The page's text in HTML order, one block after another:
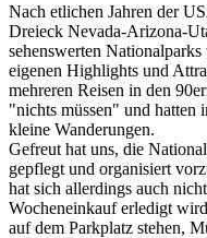
Nach etlichen Jahren der
Dreieck Nevada-Arizona-
sehenswerten
eigenen Highlights und
mehreren Reisen in den
"nichts müssen" und hatten
kleine Wanderungen.
Gefreut hat uns, die
gepflegt und organisiert
hat sich allerdings auch
Wocheneinkauf erledigt
auf dem Parkplatz stehen,